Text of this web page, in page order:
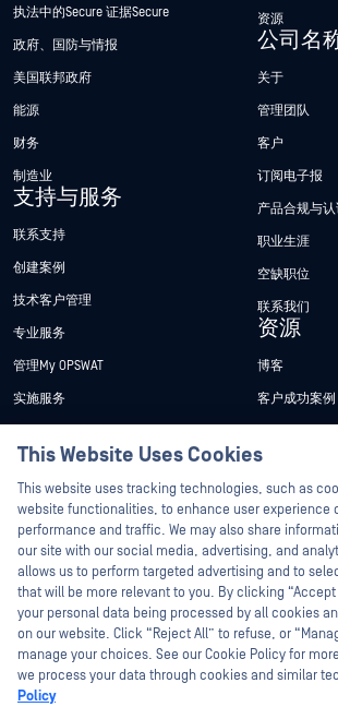
执法中的Secure 证据Secure
政府、国防与情报
美国联邦政府
能源
财务
制造业
支持与服务
联系支持
创建案例
技术客户管理
专业服务
管理My OPSWAT
实施服务
技术文档
培训
漏洞计划
合作伙伴
认证
技术合作伙伴
渠道合作伙伴计划
资源
公司名
关于
管理团队
客户
订阅电子报
产品合规与认
职业生涯
空缺职位
联系我们
资源
博客
客户成功案例
新闻报道
活动
网络研讨会
产品型录
白皮书
免费工具
This Website Uses Cookies
This website uses tracking technologies, such as
website functionalities, to enhance user experience
performance and traffic. We may also share
our site with our social media, advertising, and
allows us to perform targeted advertising and to
that will be more relevant to you. By clicking “Accept
your personal data being processed by all cookies
on our website. Click “Reject All” to refuse, or
manage your choices. See our Cookie Policy for
we process your data through cookies and similar
Policy
Hey there!
I'm Ozzy, your OPSWAT
How can I help you
today?